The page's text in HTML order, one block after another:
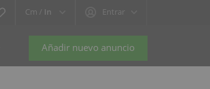
Cm / In Entrar
Añadir nuevo anuncio